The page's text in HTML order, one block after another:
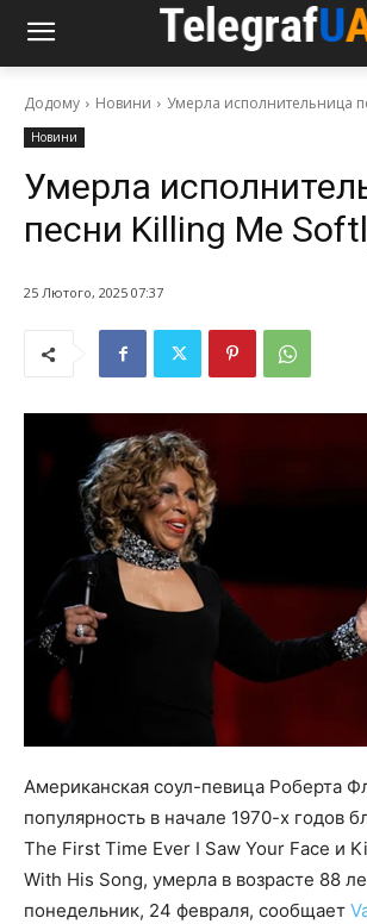
Додому Новини Умерла исполнительница
Новини
Умерла
песни Killing Me
25 Лютого, 2025 07:37
Американская соул-певица Роберта
популярность в начале 1970-х годов
The First Time Ever I Saw Your Face и
With His Song, умерла в возрасте 88
понедельник, 24 февраля, сообщает